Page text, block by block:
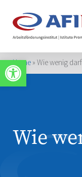
Apri la barra degli strumenti
Home»Wie wenig
Wie